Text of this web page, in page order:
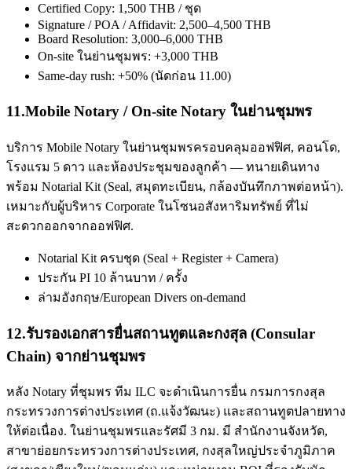
Certified Copy: 1,500 THB / ชุด
Signature / POA / Affidavit: 2,500–4,500 THB
Board Resolution: 3,000–6,000 THB
On-site ในย่านชุมพร: +3,000 THB
Same-day rush: +50% (นัดก่อน 11.00)
11.Mobile Notary / On-site Notary ในย่านชุมพร
บริการ Mobile Notary ในย่านชุมพรครอบคลุมออฟฟิศ, คอนโด,
โรงแรม 5 ดาว และห้องประชุมของลูกค้า — ทนายเดินทาง
พร้อม Notarial Kit (Seal, สมุดทะเบียน, กล้องบันทึกภาพต่อหน้า).
เหมาะกับผู้บริหาร Corporate ในโซนอสังหาริมทรัพย์ ที่ไม่
สะดวกออกจากออฟฟิศ.
Notarial Kit ครบชุด (Seal + Register + Camera)
ประกัน PI 10 ล้านบาท / ครั้ง
ล่ามอังกฤษ/European Divers on-demand
12.รับรองเอกสารยื่นสถานทูตและกงสุล (Consular
Chain) จากย่านชุมพร
หลัง Notary ที่ชุมพร ทีม ILC จะดำเนินการยื่น กรมการกงสุล
กระทรวงการต่างประเทศ (ถ.แจ้งวัฒนะ) และสถานทูตปลายทาง
ให้ต่อเนื่อง. ในย่านชุมพรและรัศมี 3 กม. มี สำนักงานจังหวัด,
สาขาย่อยกระทรวงการต่างประเทศ, กงสุลใหญ่ประจำภูมิภาค